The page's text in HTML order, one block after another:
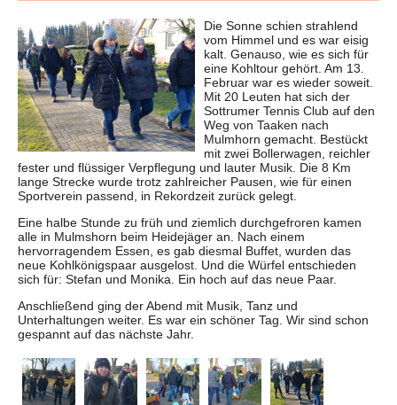
Die Sonne schien strahlend
vom Himmel und es war eisig
kalt. Genauso, wie es sich für
eine Kohltour gehört. Am 13.
Februar war es wieder soweit.
Mit 20 Leuten hat sich der
Sottrumer Tennis Club auf den
Weg von Taaken nach
Mulmhorn gemacht. Bestückt
mit zwei Bollerwagen, reichler
fester und flüssiger Verpflegung und lauter Musik. Die 8 Km
lange Strecke wurde trotz zahlreicher Pausen, wie für einen
Sportverein passend, in Rekordzeit zurück gelegt.
Eine halbe Stunde zu früh und ziemlich durchgefroren kamen
alle in Mulmshorn beim Heidejäger an. Nach einem
hervorragendem Essen, es gab diesmal Buffet, wurden das
neue Kohlkönigspaar ausgelost. Und die Würfel entschieden
sich für: Stefan und Monika. Ein hoch auf das neue Paar.
Anschließend ging der Abend mit Musik, Tanz und
Unterhaltungen weiter. Es war ein schöner Tag. Wir sind schon
gespannt auf das nächste Jahr.